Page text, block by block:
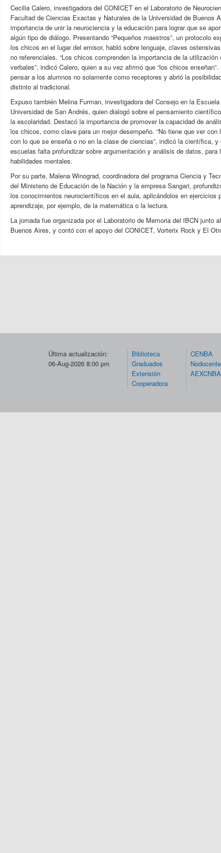
Cecilia Calero, investigadora del CONICET en el Laboratorio de
Facultad de Ciencias Exactas y Naturales de la Universidad de Buenos
importancia de unir la neurociencia y la educación para lograr que se
algún tipo de diálogo. Presentando “Pequeños maestros”, un protocolo
los chicos en el lugar del emisor, habló sobre lenguaje, claves
no referenciales. “Los chicos comprenden la importancia de la
verbales”, indicó Calero, quien a su vez afirmó que “los chicos
pensar a los alumnos no solamente como receptores y abrió la
distinto al tradicional.
Expuso también Melina Furman, investigadora del Consejo en la
Universidad de San Andrés, quien dialogó sobre el pensamiento
la escolaridad. Destacó la importancia de promover la capacidad de
los chicos, como clave para un mejor desempeño. “No tiene que ver
con lo que se enseña o no en la clase de ciencias”, indicó la científica,
escuelas falta profundizar sobre argumentación y análisis de datos, para
habilidades mentales.
Por su parte, Malena Winograd, coordinadora del programa Ciencia y
del Ministerio de Educación de la Nación y la empresa Sangari,
los conocimientos neurocientíficos en el aula, aplicándolos en ejercicios
aprendizaje, por ejemplo, de la matemática o la lectura.
La jornada fue organizada por el Laboratorio de Memoria del IBCN junto
Buenos Aires, y contó con el apoyo del CONICET, Vorterix Rock y El
Última actualización:
06-Aug-2026 8:00 pm
Biblioteca
Graduados
Extensión
Cooperadora
CENBA
AEXCNBA